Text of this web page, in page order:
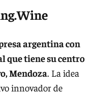
argentina con
que tiene su centro
Mendoza. La idea
innovador de